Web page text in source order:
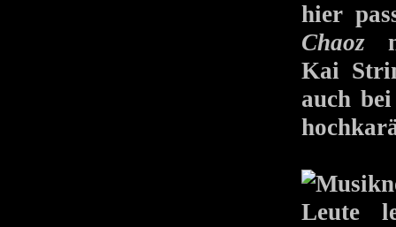
hier
Chaoz
Kai
auch
Leute